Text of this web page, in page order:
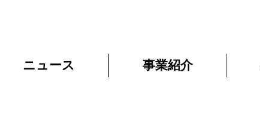
ニュース 事業紹介